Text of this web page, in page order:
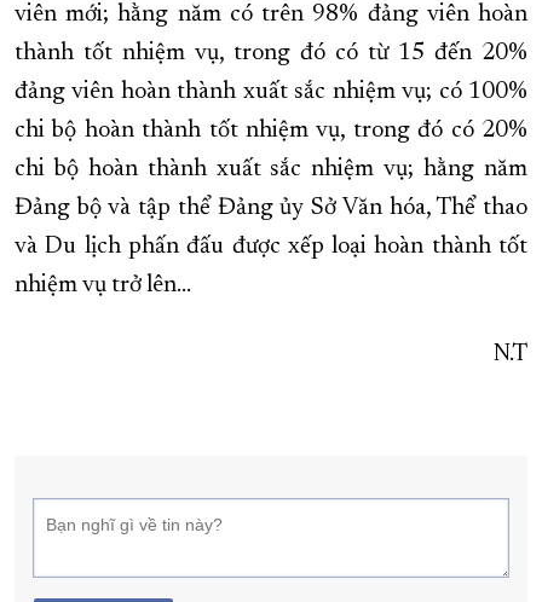
viên mới; hằng năm có trên 98% đảng viên hoàn
thành tốt nhiệm vụ, trong đó có từ 15 đến 20%
đảng viên hoàn thành xuất sắc nhiệm vụ; có 100%
chi bộ hoàn thành tốt nhiệm vụ, trong đó có 20%
chi bộ hoàn thành xuất sắc nhiệm vụ; hằng năm
Đảng bộ và tập thể Đảng ủy Sở Văn hóa, Thể thao
và Du lịch phấn đấu được xếp loại hoàn thành tốt
nhiệm vụ trở lên…
N.T